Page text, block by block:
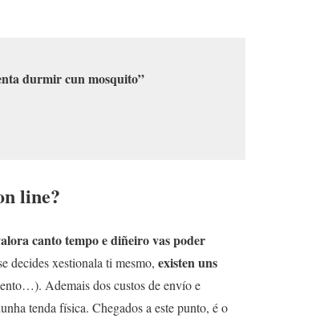
durmir cun mosquito”
line?
canto tempo e diñeiro vas poder
decides xestionala ti mesmo, existen uns
Ademais dos custos de envío e
tenda física. Chegados a este punto, é o